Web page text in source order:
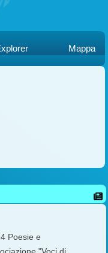
Mappa
Poesie e